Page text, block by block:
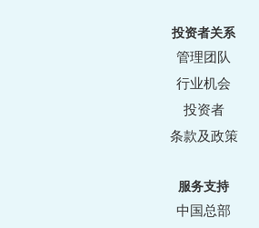
投资者关系
管理团队
行业机会
投资者
条款及政策
服务支持
中国总部